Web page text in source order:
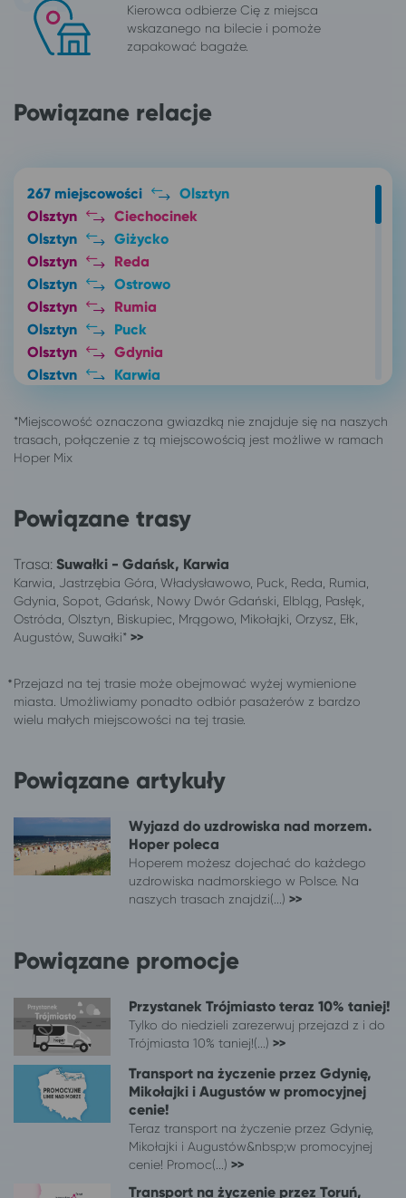
Kierowca odbierze Cię z miejsca
wskazanego na bilecie i pomoże
zapakować bagaże.
Powiązane relacje
267 miejscowości
Olsztyn
Olsztyn
Ciechocinek
Olsztyn
Giżycko
Olsztyn
Reda
Olsztyn
Ostrowo
Olsztyn
Rumia
Olsztyn
Puck
Olsztyn
Gdynia
Olsztyn
Karwia
Olsztyn
Wrocław
Olsztyn
Łódź
Olsztyn
Olsztyn
Władysławowo
Olsztyn
Jastrzębia Góra
Olsztyn
Gdańsk
Olsztyn
Mikołajki
Olsztyn
Augustów
Olsztyn
Białystok
Pisz
Olsztyn
Białystok
Sopot
Kalisz
Sopot
Konin
Sopot
Łomża
Sopot
Pabianice
Sopot
Płock
Sopot
Sopot
Sopot
Augustów
Toruń
Sopot
Turek
Sopot
Warszawa
Sopot
Wieluń
Sopot
Włocławek
Sopot
Wrocław
Sopot
Sopot
Powiązane trasy
Trasa: Suwałki - Gdańsk, Karwia
Karwia, Jastrzębia Góra, Władysławowo, Puck, Reda, Rumia,
Gdynia, Sopot, Gdańsk, Nowy Dwór Gdański, Elbląg, Pasłęk,
Ostróda, Olsztyn, Biskupiec, Mrągowo, Mikołajki, Orzysz, Ełk,
Augustów, Suwałki* >>
Przejazd na tej trasie może obejmować wyżej wymienione
miasta. Umożliwiamy ponadto odbiór pasażerów z bardzo
wielu małych miejscowości na tej trasie.
Powiązane artykuły
Wyjazd do uzdrowiska nad morzem.
Hoper poleca
Hoperem możesz dojechać do każdego
uzdrowiska nadmorskiego w Polsce. Na
naszych trasach znajdzi(...) >>
Powiązane promocje
Przystanek Trójmiasto teraz 10% taniej!
Tylko do niedzieli zarezerwuj przejazd z i do
Trójmiasta 10% taniej!(...) >>
Transport na życzenie przez Gdynię,
Mikołajki i Augustów w promocyjnej
cenie!
Teraz transport na życzenie przez Gdynię,
Mikołajki i Augustów&nbsp;w promocyjnej
cenie! Promoc(...) >>
Transport na życzenie przez Toruń,